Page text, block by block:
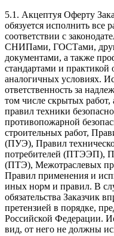
5.1. Акцептуя Оферту
обязуется исполнить все
соответствии с
СНИПами, ГОСТами,
документами, а также
стандартами и практикой
аналогичных условиях.
ответственность за
том числе скрытых работ,
правил техники
противопожарной
строительных работ,
(ПУЭ), Правил
потребителей (ПТЭЭП),
(ПТЭ), Межотраслевых
Правил применения и
иных норм и правил. В
обязательства Заказчик
претензией в порядке,
Российской Федерации.
вид, от него не должны